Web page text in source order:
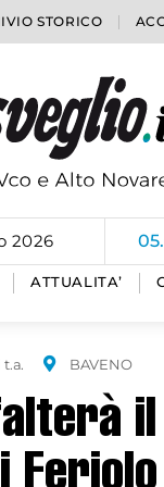
STORICO
2026
ATTUALITA’
t.a. BAVENO